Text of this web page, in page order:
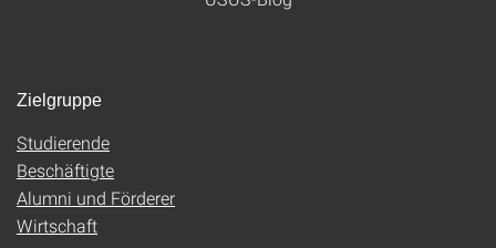
Zielgruppe
Studierende
Beschäftigte
Alumni und Förderer
Wirtschaft